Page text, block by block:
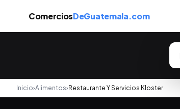
ComerciosDeGuatemala.com
Inicio›Alimentos› Restaurante Y Servicios Kloster